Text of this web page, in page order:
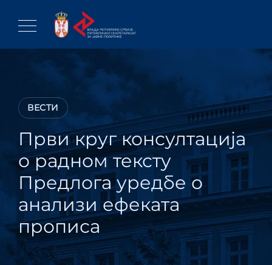
content
ВЕСТИ
Први круг консултација
о радном тексту
Предлога уредбе о
анализи ефеката
прописа